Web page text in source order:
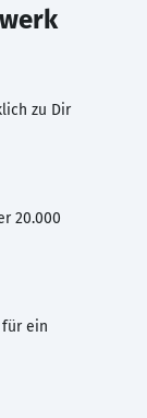
zu Dir
20.000
ein